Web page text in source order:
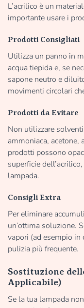
L’acrilico è un
importante usare i
Prodotti Consigliati
Utilizza un panno in
acqua tiepida e, se
sapone neutro e
movimenti circolari
Prodotti da Evitare
Non utilizzare
ammoniaca,
prodotti possono
superficie
lampada.
Consigli Extra
Per eliminare
un’ottima soluzione.
vapori (ad esempio in
pulizia più frequente.
Sostituzione
Applicabile)
Se la tua lampada